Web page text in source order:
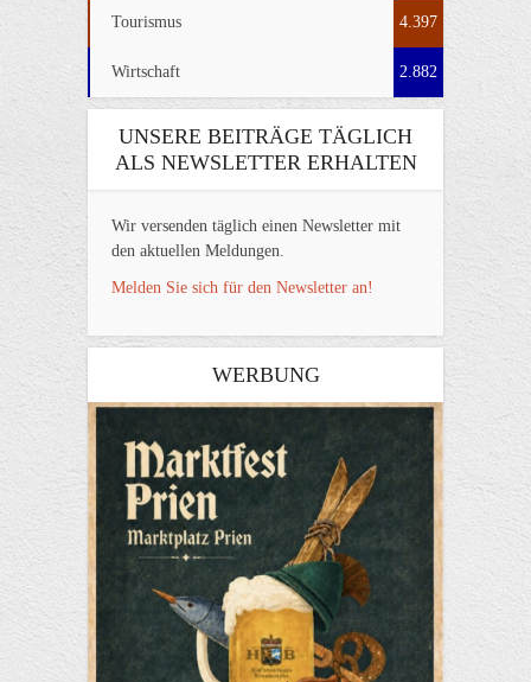
Tourismus 4.397
Wirtschaft 2.882
UNSERE BEITRÄGE TÄGLICH
ALS NEWSLETTER ERHALTEN
Wir versenden täglich einen Newsletter mit
den aktuellen Meldungen.
Melden Sie sich für den Newsletter an!
WERBUNG